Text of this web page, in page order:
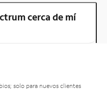
cerca de mí
solo para nuevos clientes